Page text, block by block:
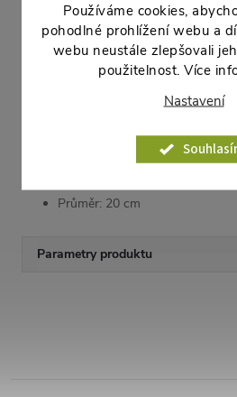
Používáme cookies,
pohodlné prohlížení webu a
webu neustále zlepšovali
použitelnost. Více
Nastavení
Detailní popis
MISA 20 cm— nízká miska
sukulentů, vřesů nebo sezónních
Průměr: 20 cm
Parametry produktu